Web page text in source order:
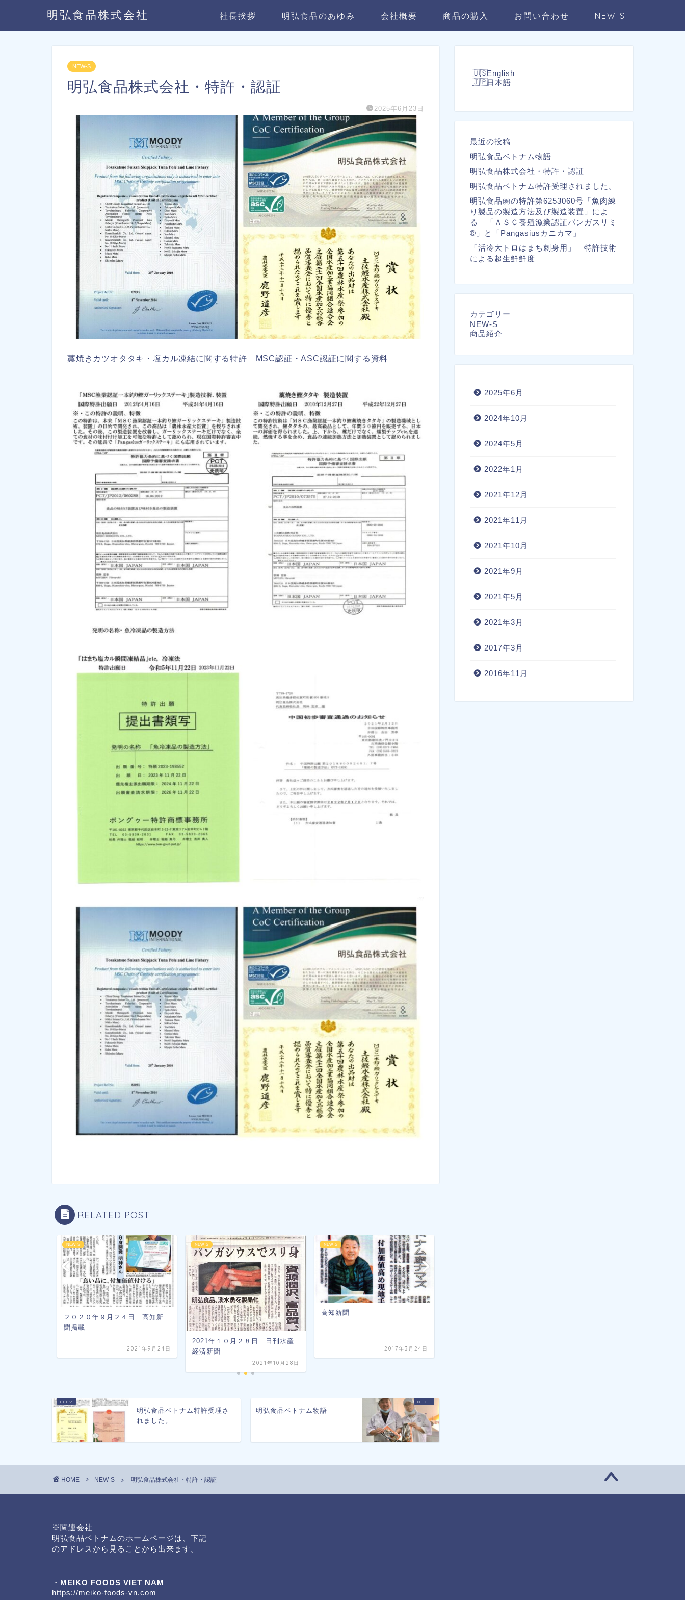
明弘食品株式会社 社長挨拶 明弘食品のあゆみ 会社概要 商品の購入 お問い合わせ NEW-S
NEW-S
明弘食品株式会社・特許・認証
2025年6月23日
藁焼きカツオタタキ・塩カル凍結に関する特許 MSC認証・ASC認証に関する資料
RELATED POST
NEW-S
２０２０年９月２４日 高知新
聞掲載
2021年9月24日
NEW-S
2021年１０月２８日 日刊水産
経済新聞
2021年10月28日
NEW-S
高知新聞
2017年3月24日
明弘食品ベトナム特許受理さ
れました。
明弘食品ベトナム物語
English
日本語
最近の投稿
明弘食品ベトナム物語
明弘食品株式会社・特許・認証
明弘食品ベトナム特許受理されました。
明弘食品㈱の特許第6253060号「魚肉練
り製品の製造方法及び製造装置」によ
る 「ＡＳＣ養殖漁業認証パンガスリミ
®」と「Pangasiusカニカマ」
「活冷大トロはまち刺身用」 特許技術
による超生鮮鮮度
カテゴリー
NEW-S
商品紹介
2025年6月
2024年10月
2024年5月
2022年1月
2021年12月
2021年11月
2021年10月
2021年9月
2021年5月
2021年3月
2017年3月
2016年11月
HOME NEW-S 明弘食品株式会社・特許・認証
※関連会社
明弘食品ベトナムのホームページは、下記
のアドレスから見ることから出来ます。
・ MEIKO FOODS VIET NAM
https://meiko-foods-vn.com